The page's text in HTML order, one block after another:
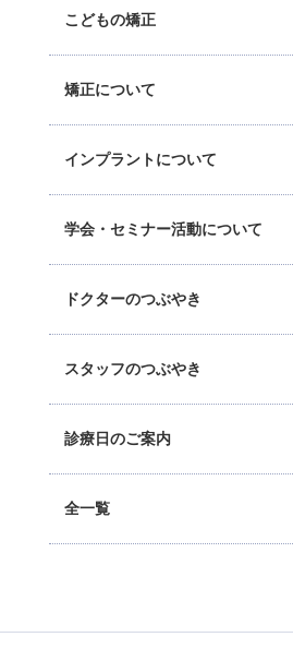
こどもの矯正
矯正について
インプラントについて
学会・セミナー活動について
ドクターのつぶやき
スタッフのつぶやき
診療日のご案内
全一覧